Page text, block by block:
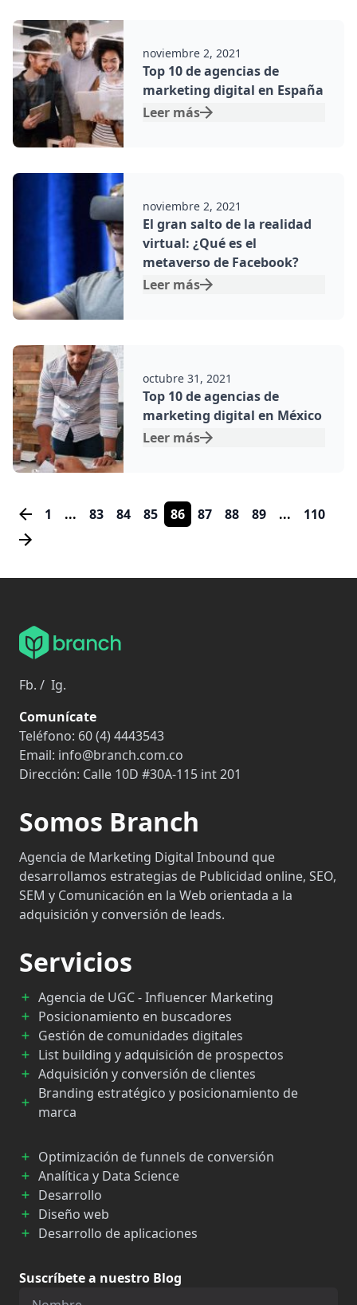
Por:
noviembre 2, 2021
Top 10 de agencias de
marketing digital en España
Leer más
Por:
noviembre 2, 2021
El gran salto de la realidad
virtual: ¿Qué es el
metaverso de Facebook?
Leer más
Por:
octubre 31, 2021
Top 10 de agencias de
marketing digital en México
Leer más
1 83 84 85 86 87 88 89 110
Fb. / Ig.
Comunícate
Teléfono: 60 (4) 4443543
Email: info@branch.com.co
Dirección: Calle 10D #30A-115 int 201
Somos Branch
Agencia de Marketing Digital Inbound que
desarrollamos estrategias de Publicidad online, SEO,
SEM y Comunicación en la Web orientada a la
adquisición y conversión de leads.
Servicios
Agencia de UGC - Influencer Marketing
Posicionamiento en buscadores
Gestión de comunidades digitales
List building y adquisición de prospectos
Adquisición y conversión de clientes
Branding estratégico y posicionamiento de
marca
Optimización de funnels de conversión
Analítica y Data Science
Desarrollo
Diseño web
Desarrollo de aplicaciones
Suscríbete a nuestro Blog